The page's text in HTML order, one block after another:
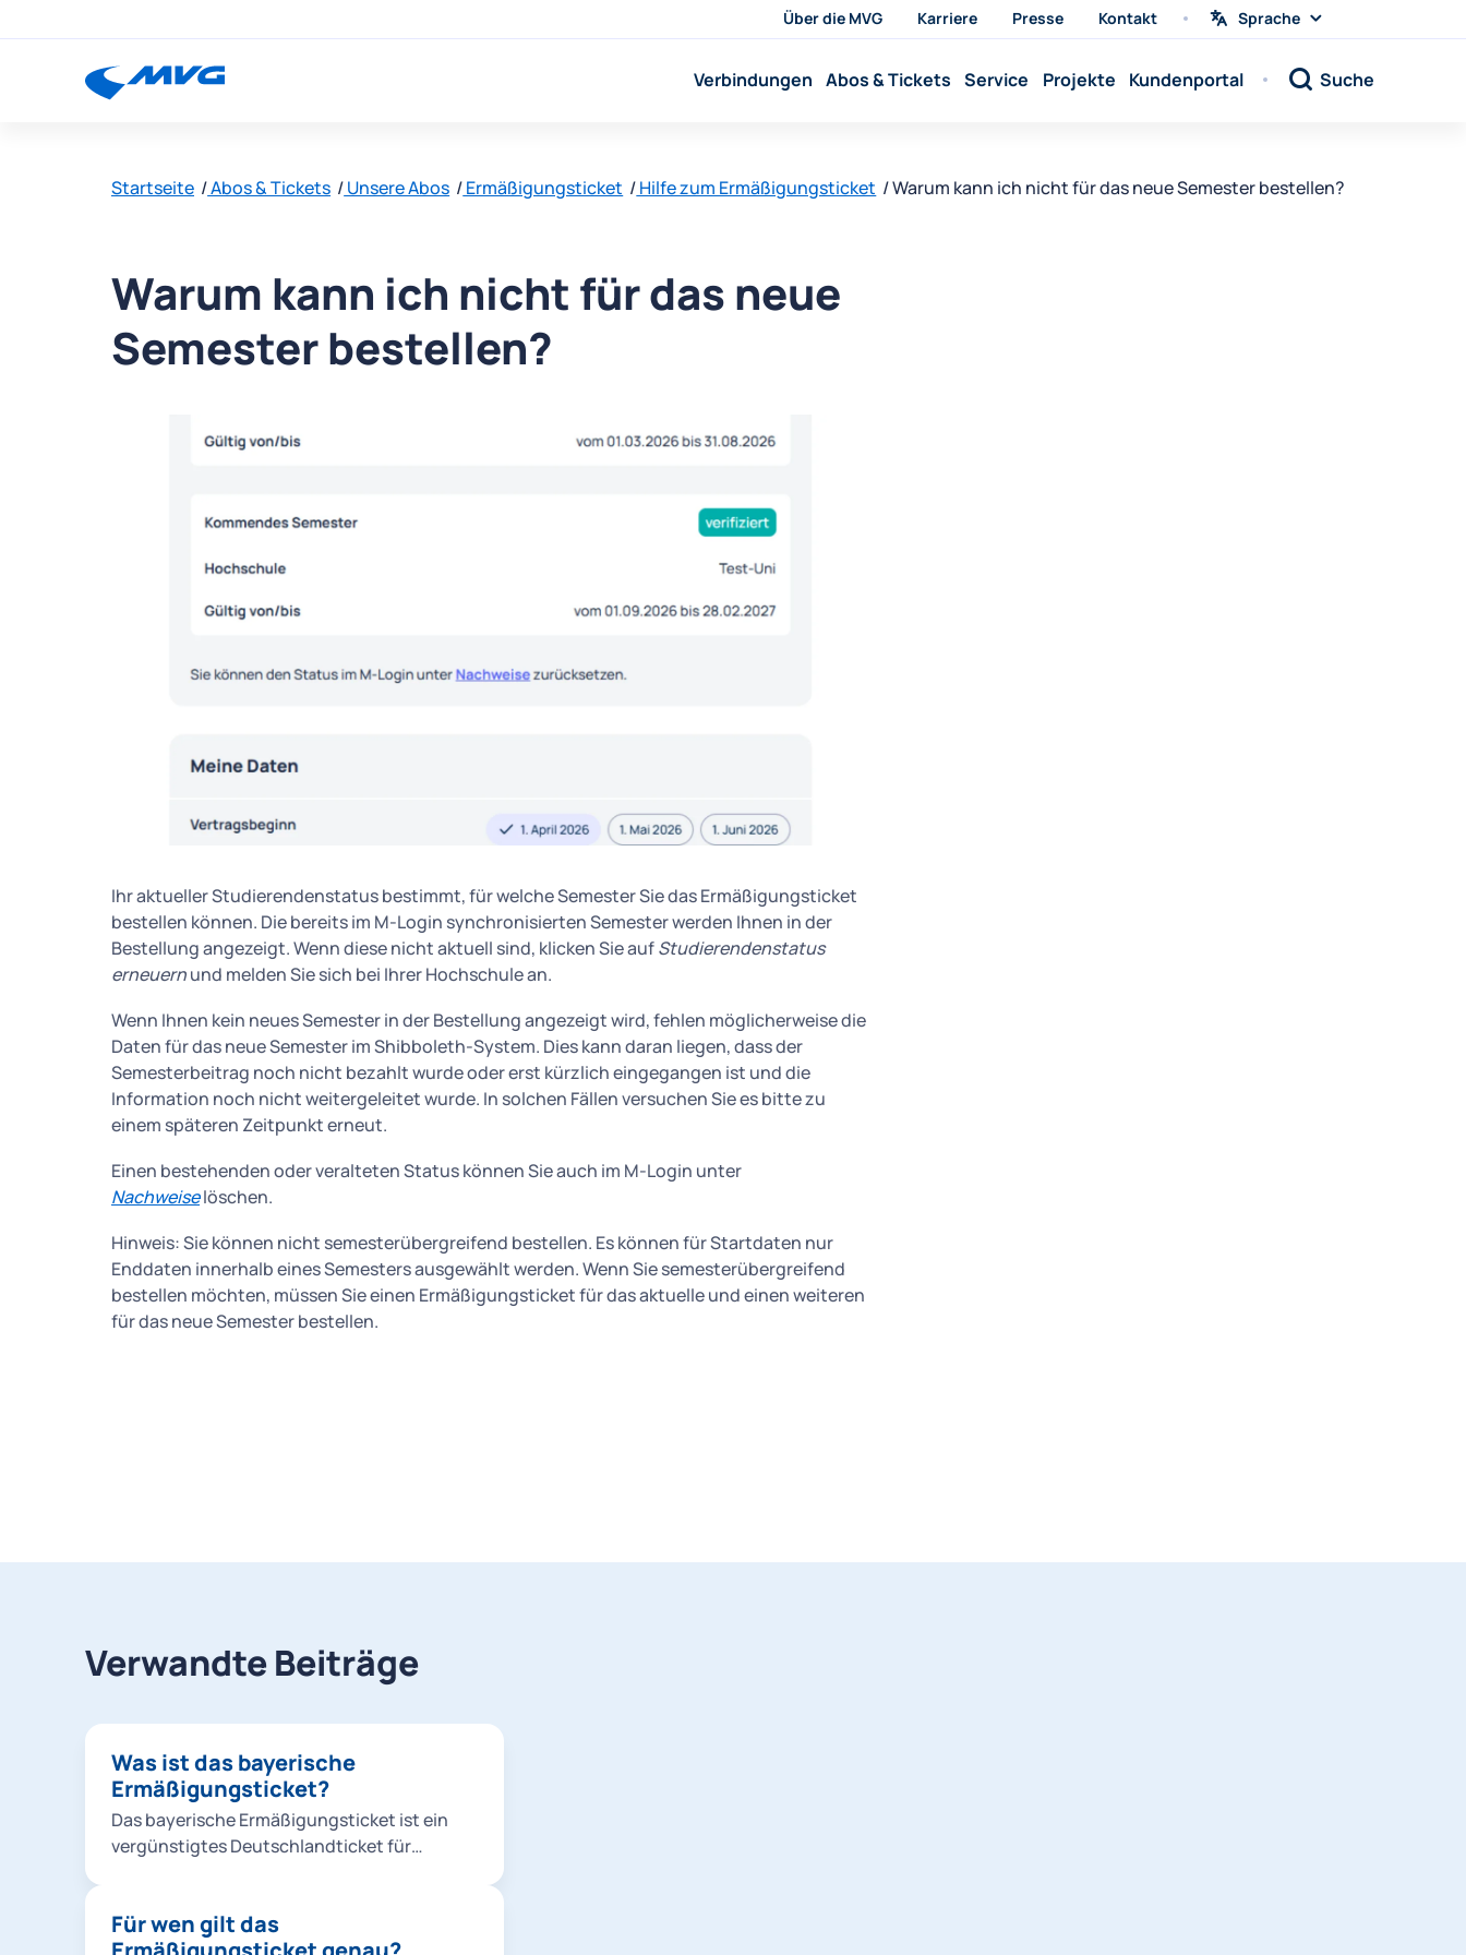
Über die MVG Karriere Presse Kontakt
Sprache
Sprache
Verbindungen Abos & Tickets Service Projekte Kundenportal Suche
Startseite Abos & Tickets Unsere Abos Ermäßigungsticket Hilfe zum Ermäßigungsticket Warum kann ich nicht für das neue Semester bestellen?
Warum kann ich nicht für das neue
Semester bestellen?
Ihr aktueller Studierendenstatus bestimmt, für welche Semester Sie das Ermäßigungsticket
bestellen können. Die bereits im M-Login synchronisierten Semester werden Ihnen in der
Bestellung angezeigt. Wenn diese nicht aktuell sind, klicken Sie aufStudierendenstatus
erneuernund melden Sie sich bei Ihrer Hochschule an.
Wenn Ihnen kein neues Semester in der Bestellung angezeigt wird, fehlen möglicherweise die
Daten für das neue Semester im Shibboleth-System. Dies kann daran liegen, dass der
Semesterbeitrag noch nicht bezahlt wurde oder erst kürzlich eingegangen ist und die
Information noch nicht weitergeleitet wurde. In solchen Fällen versuchen Sie es bitte zu
einem späteren Zeitpunkt erneut.
Einen bestehenden oder veralteten Status können Sie auch im M-Login unter
Nachweiselöschen.
Hinweis: Sie können nicht semesterübergreifend bestellen. Es können für Startdaten nur
Enddaten innerhalb eines Semesters ausgewählt werden. Wenn Sie semesterübergreifend
bestellen möchten, müssen Sie einen Ermäßigungsticket für das aktuelle und einen weiteren
für das neue Semester bestellen.
Verwandte Beiträge
Was ist das bayerische
Ermäßigungsticket?
Das bayerische Ermäßigungsticket ist ein
vergünstigtes Deutschlandticket für
Euro pro Monat.
Für wen gilt das